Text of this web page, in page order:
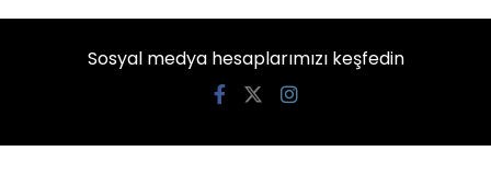
Sosyal medya hesaplarımızı keşfedin